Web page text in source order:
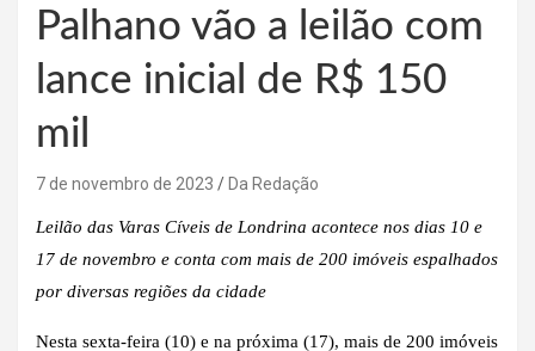
Palhano vão a leilão com
lance inicial de R$ 150
mil
7 de novembro de 2023 Da Redação
Leilão das Varas Cíveis de Londrina acontece nos dias 10 e
17 de novembro e conta com mais de 200 imóveis espalhados
por diversas regiões da cidade
Nesta sexta-feira (10) e na próxima (17), mais de 200 imóveis